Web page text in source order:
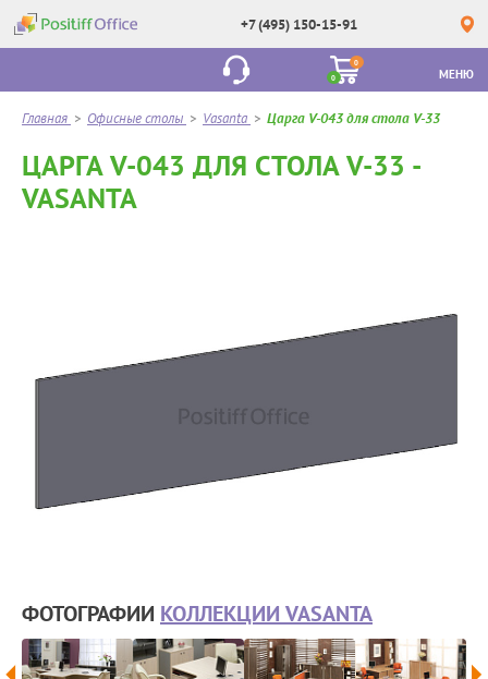
+7 (495) 150-15-91
0
0
МЕНЮ
Главная > Офисные столы > Vasanta > Царга V-043 для стола V-33
ЦАРГА V-043 ДЛЯ СТОЛА V-33 -
VASANTA
ФОТОГРАФИИ КОЛЛЕКЦИИ VASANTA